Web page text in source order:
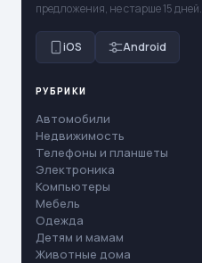
предложения, не старше 15 дней.
iOS Android
РУБРИКИ
Автомобили
Недвижимость
Телефоны и планшеты
Электроника
Компьютеры
Мебель
Одежда
Детям и мамам
Животные дома